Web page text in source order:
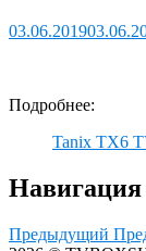
03.06.2019
Подробнее:
Tanix TX6
Навигация
Предыдущий